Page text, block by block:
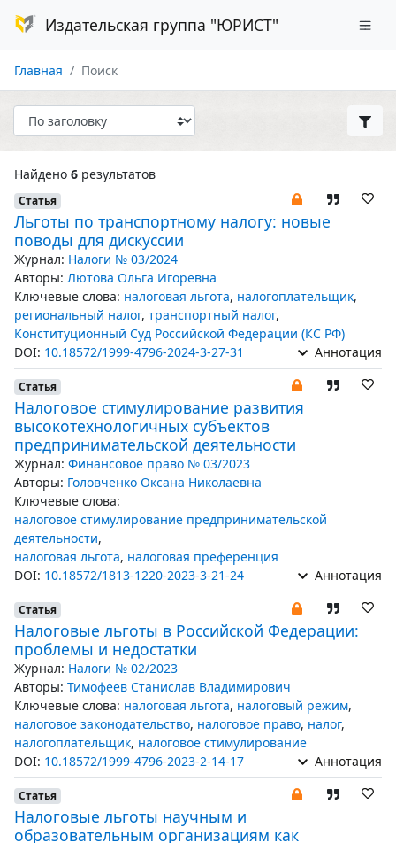
Издательская группа "ЮРИСТ"
Главная Поиск
Найдено 6 результатов
Статья
Льготы по транспортному налогу: новые
поводы для дискуссии
Журнал: Налоги № 03/2024
Авторы: Лютова Ольга Игоревна
Ключевые слова: налоговая льгота, налогоплательщик,
региональный налог, транспортный налог,
Конституционный Суд Российской Федерации (КС РФ)
DOI: 10.18572/1999-4796-2024-3-27-31 Аннотация
Статья
Налоговое стимулирование развития
высокотехнологичных субъектов
предпринимательской деятельности
Журнал: Финансовое право № 03/2023
Авторы: Головченко Оксана Николаевна
Ключевые слова:
налоговое стимулирование предпринимательской
деятельности,
налоговая льгота, налоговая преференция
DOI: 10.18572/1813-1220-2023-3-21-24 Аннотация
Статья
Налоговые льготы в Российской Федерации:
проблемы и недостатки
Журнал: Налоги № 02/2023
Авторы: Тимофеев Станислав Владимирович
Ключевые слова: налоговая льгота, налоговый режим,
налоговое законодательство, налоговое право, налог,
налогоплательщик, налоговое стимулирование
DOI: 10.18572/1999-4796-2023-2-14-17 Аннотация
Статья
Налоговые льготы научным и
образовательным организациям как